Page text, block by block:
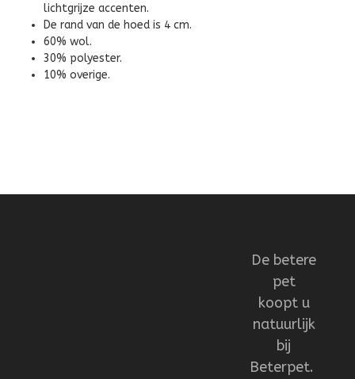
lichtgrijze accenten.
De rand van de hoed is 4 cm.
60% wol.
30% polyester.
10% overige.
De betere
pet
koopt u
natuurlijk
bij
Beterpet.